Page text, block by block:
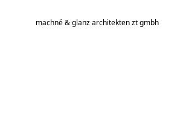
machné & glanz architekten zt gmbh